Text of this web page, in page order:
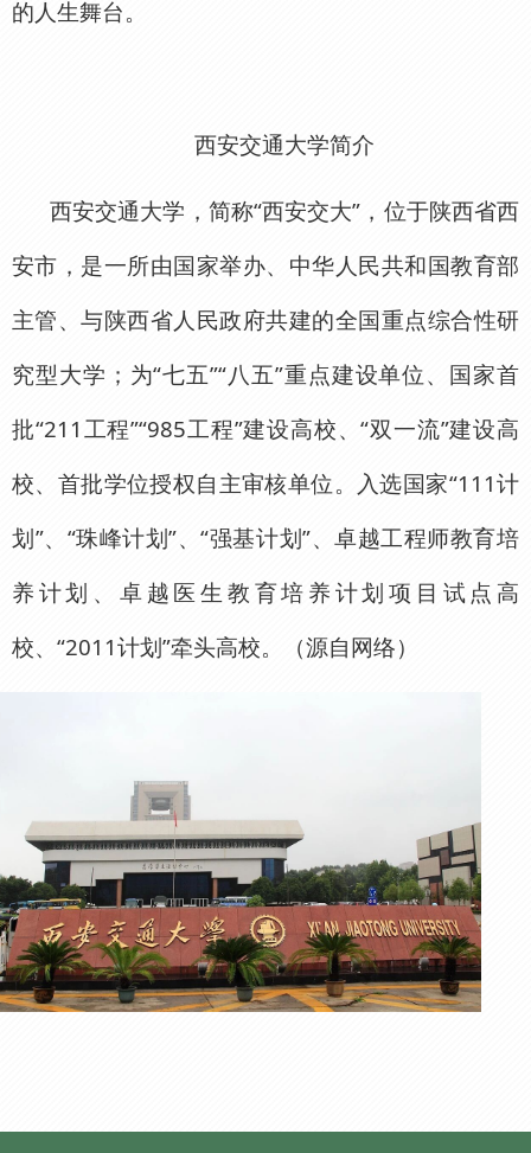
的人生舞台。
西安交通大学简介
西安交通大学，简称“西安交大”，位于陕西省西
安市，是一所由国家举办、中华人民共和国教育部
主管、与陕西省人民政府共建的全国重点综合性研
究型大学；为“七五”“八五”重点建设单位、国家首
批“211工程”“985工程”建设高校、“双一流”建设高
校、首批学位授权自主审核单位。入选国家“111计
划”、“珠峰计划”、“强基计划”、卓越工程师教育培
养计划、卓越医生教育培养计划项目试点高
校、“2011计划”牵头高校。（源自网络）